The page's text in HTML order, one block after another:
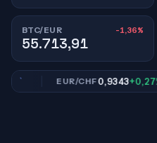
BTC/EUR -1,36%
55.713,91
EUR/CHF0,9343+0,27%